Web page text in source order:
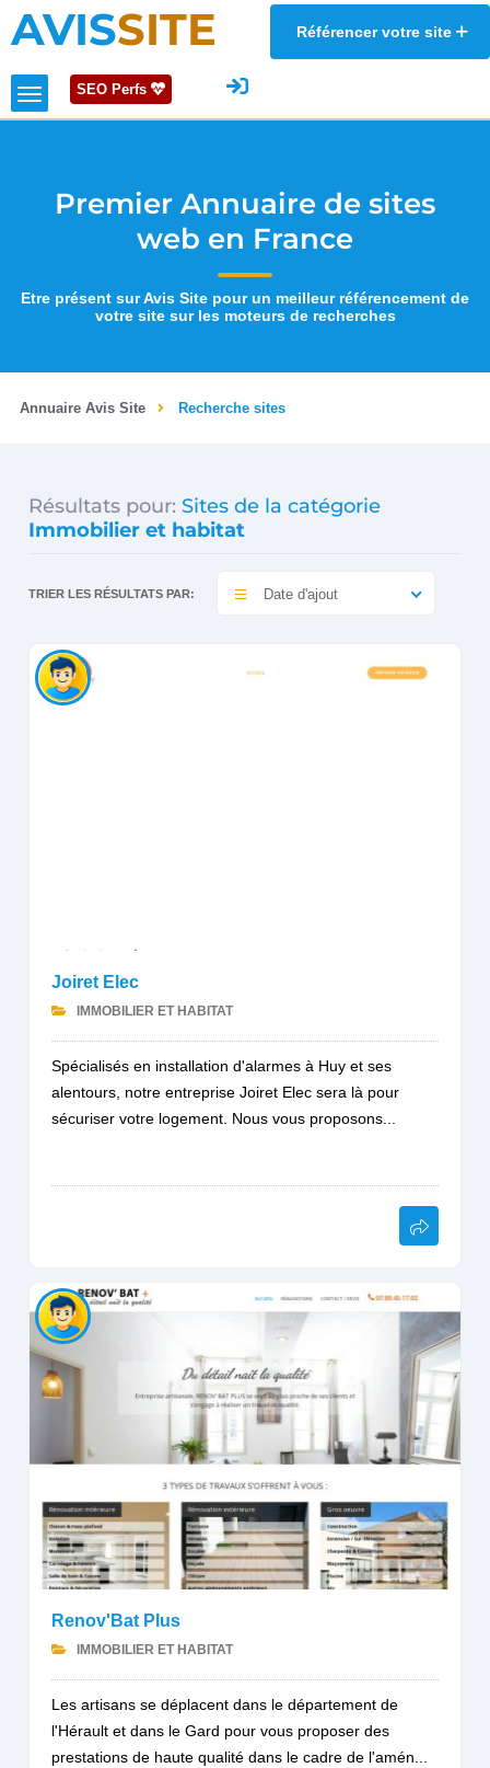
AVISSITE Référencer votre site
SEO Perfs
Premier Annuaire de sites
web en France
Etre présent sur Avis Site pour un meilleur référencement de
votre site sur les moteurs de recherches
Annuaire Avis Site Recherche sites
Résultats pour: Sites de la catégorie
Immobilier et habitat
TRIER LES RÉSULTATS PAR: Date d'ajout
Joiret Elec
IMMOBILIER ET HABITAT
Spécialisés en installation d'alarmes à Huy et ses
alentours, notre entreprise Joiret Elec sera là pour
sécuriser votre logement. Nous vous proposons...
Renov'Bat Plus
IMMOBILIER ET HABITAT
Les artisans se déplacent dans le département de
l'Hérault et dans le Gard pour vous proposer des
prestations de haute qualité dans le cadre de l'amén...